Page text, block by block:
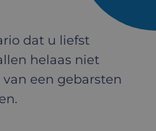
dat u liefst
helaas niet
een gebarsten